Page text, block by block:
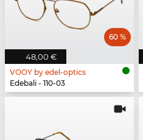
48,00 €
60 %
VOOY by edel-optics
Edebali - 110-03